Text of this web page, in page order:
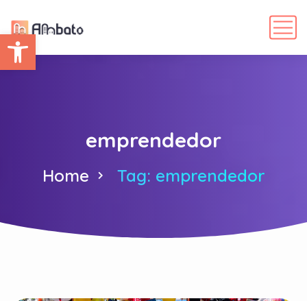
Abrir barra de herramientas
emprendedor
Home Tag: emprendedor